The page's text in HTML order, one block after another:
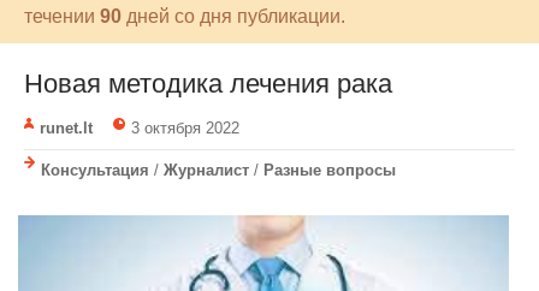
течении 90 дней со дня публикации.
Новая методика лечения рака
runet.lt 3 октября 2022
Консультация / Журналист / Разные вопросы